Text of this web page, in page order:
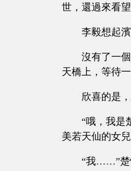
世，還過來看
李毅想起
沒有了一
天橋上，等待
欣喜的是
“哦，我是
美若天仙的女
“我……”楚